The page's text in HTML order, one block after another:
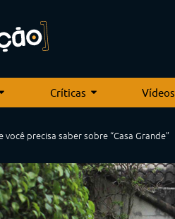
Críticas Vídeos
você precisa saber sobre “Casa Grande”